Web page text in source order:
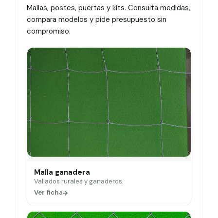
Mallas, postes, puertas y kits. Consulta medidas,
compara modelos y pide presupuesto sin
compromiso.
Malla ganadera
Vallados rurales y ganaderos.
Ver ficha